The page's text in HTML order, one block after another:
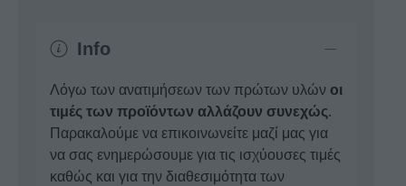
Δίσκος ζουλιέν - 4 x 4 mm - €155,00
Info
Λόγω των ανατιμήσεων των πρώτων υλών οι
τιμές των προϊόντων αλλάζουν συνεχώς.
Παρακαλούμε να επικοινωνείτε μαζί μας για
να σας ενημερώσουμε για τις ισχύουσες τιμές
καθώς και για την διαθεσιμότητα των